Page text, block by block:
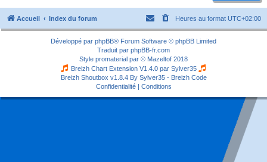
Accueil Index du forum Heures au format UTC+02:00
Développé par phpBB® Forum Software © phpBB Limited
Traduit par phpBB-fr.com
Style promaterial par © Mazeltof 2018
Breizh Chart Extension V1.4.0 par Sylver35
Breizh Shoutbox v1.8.4 By Sylver35 - Breizh Code
Confidentialité| Conditions